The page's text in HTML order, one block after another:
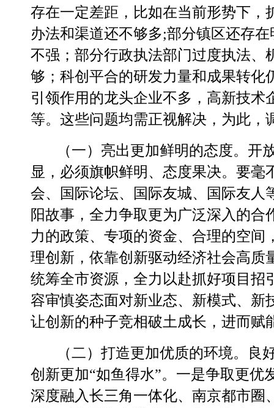
存在一定差距，比如在当前形势下，
办法和渠道还不够多;部分镇区还存
不强；部分行政执法部门过度执法、
够；科创平合的研发力量和成果转化
引领作用的龙头企业不多，高新技
等。这些问题均需正视解决，为此，
（一）亮出更加鲜明的态度。 开
显，必须旗帜鲜明、态度果决。要毫
会、国际论坛、国际友城、国际友人
阳故事，全力争取更为广泛深入的
力的政策、专项的资金、合理的空间
理创新，依靠创新驱动经济社会高质
统筹全市资源，全力以赴抓好项目招
容审慎姿态面对新业态、新模式、新
让创新的种子竞相破土成长，进而赋
（二）打造更加优质的环境。
良
创新更加“如鱼得水”。 一是争取更优
深度融入长三角一体化、南京都市圈